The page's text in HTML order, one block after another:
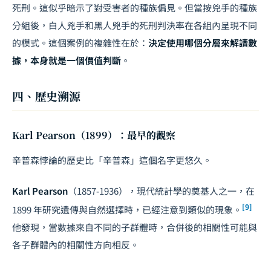
死刑。這似乎暗示了對受害者的種族偏見。但當按兇手的種族
分組後，白人兇手和黑人兇手的死刑判決率在各組內呈現不同
的模式。這個案例的複雜性在於： 決定使用哪個分層來解讀數
據，本身就是一個價值判斷 。
四、歷史溯源
Karl Pearson（1899）：最早的觀察
辛普森悖論的歷史比「辛普森」這個名字更悠久。
Karl Pearson （1857-1936），現代統計學的奠基人之一，在
1899 年研究遺傳與自然選擇時，已經注意到類似的現象。 [9]
他發現，當數據來自不同的子群體時，合併後的相關性可能與
各子群體內的相關性方向相反。